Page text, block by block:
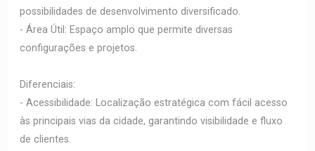
possibilidades de desenvolvimento diversificado.
- Área Útil: Espaço amplo que permite diversas
configurações e projetos.
Diferenciais:
- Acessibilidade: Localização estratégica com fácil acesso
às principais vias da cidade, garantindo visibilidade e fluxo
de clientes.